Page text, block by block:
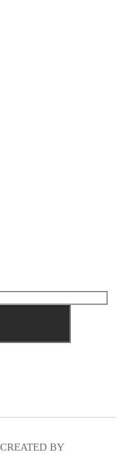
BY